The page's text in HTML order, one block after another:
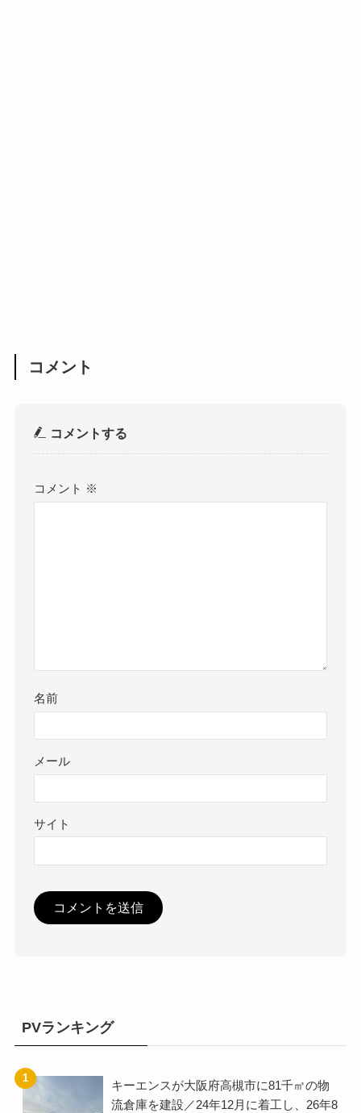
コメント
コメントする
コメント ※
名前
メール
サイト
PVランキング
キーエンスが大阪府高槻市に81千㎡の物
流倉庫を建設／24年12月に着工し、26年8